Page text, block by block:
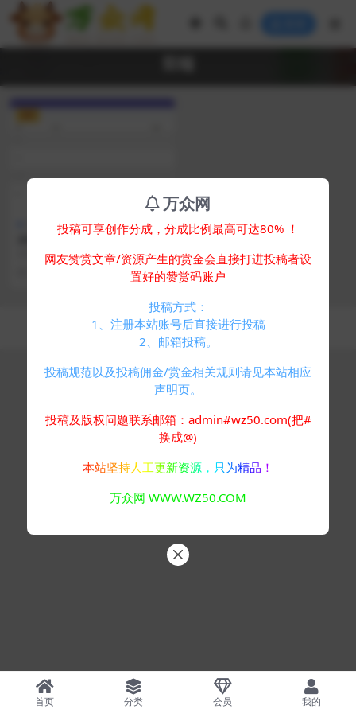
其他源码
2024最新获取txl通讯录、租
赁管理系统，双端安卓IOS
2024最新获取txl通讯录，相册，短
信手机租赁管理系统，请勿挪作它
10
Copyright © 2024万众网- All rights reserved
浙ICP备05025058号-4
首页 分类 会员 我的
万众网
投稿可享创作分成，分成比例最高可达80% ！
网友赞赏文章/资源产生的赏金会直接打进投稿者设
置好的赞赏码账户
投稿方式：
1、注册本站账号后直接进行投稿
2、邮箱投稿。
投稿规范以及投稿佣金/赏金相关规则请见本站相应
声明页。
投稿及版权问题联系邮箱：admin#wz50.com(把#
换成@)
本站坚持人工更新资源，只为精品！
万众网 WWW.WZ50.COM